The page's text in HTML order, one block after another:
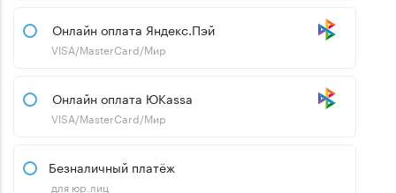
Онлайн оплата Яндекс.Пэй
VISA/MasterCard/Мир
Онлайн оплата ЮKassa
VISA/MasterCard/Мир
Безналичный платёж
для юр.лиц